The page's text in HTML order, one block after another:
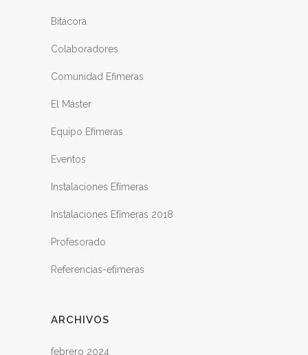
Bitácora
Colaboradores
Comunidad Efimeras
El Máster
Equipo Efímeras
Eventos
Instalaciones Efímeras
Instalaciones Efímeras 2018
Profesorado
Referencias-efímeras
ARCHIVOS
febrero 2024